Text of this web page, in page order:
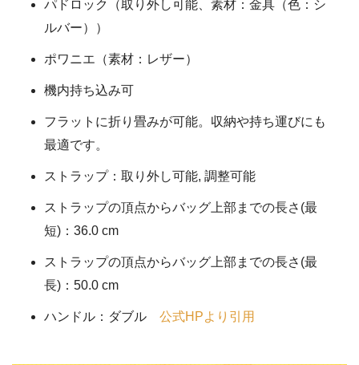
パドロック（取り外し可能、素材：金具（色：シ
ルバー））
ポワニエ（素材：レザー）
機内持ち込み可
フラットに折り畳みが可能。収納や持ち運びにも
最適です。
ストラップ：取り外し可能, 調整可能
ストラップの頂点からバッグ上部までの長さ(最
短)：36.0 cm
ストラップの頂点からバッグ上部までの長さ(最
長)：50.0 cm
ハンドル：ダブル 公式HPより引用